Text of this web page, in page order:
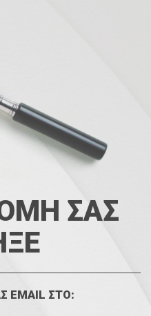
ΣΑΣ
EMAIL ΣΤΟ: